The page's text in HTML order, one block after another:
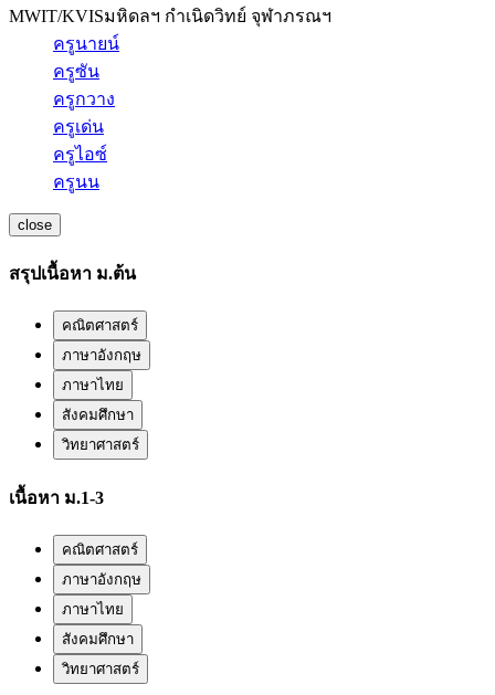
MWIT/KVISมหิดลฯ กำเนิดวิทย์ จุฬาภรณฯ
ครูนายน์
ครูซัน
ครูกวาง
ครูเด่น
ครูไอซ์
ครูนน
close
สรุปเนื้อหา ม.ต้น
คณิตศาสตร์
ภาษาอังกฤษ
ภาษาไทย
สังคมศึกษา
วิทยาศาสตร์
เนื้อหา ม.1-3
คณิตศาสตร์
ภาษาอังกฤษ
ภาษาไทย
สังคมศึกษา
วิทยาศาสตร์